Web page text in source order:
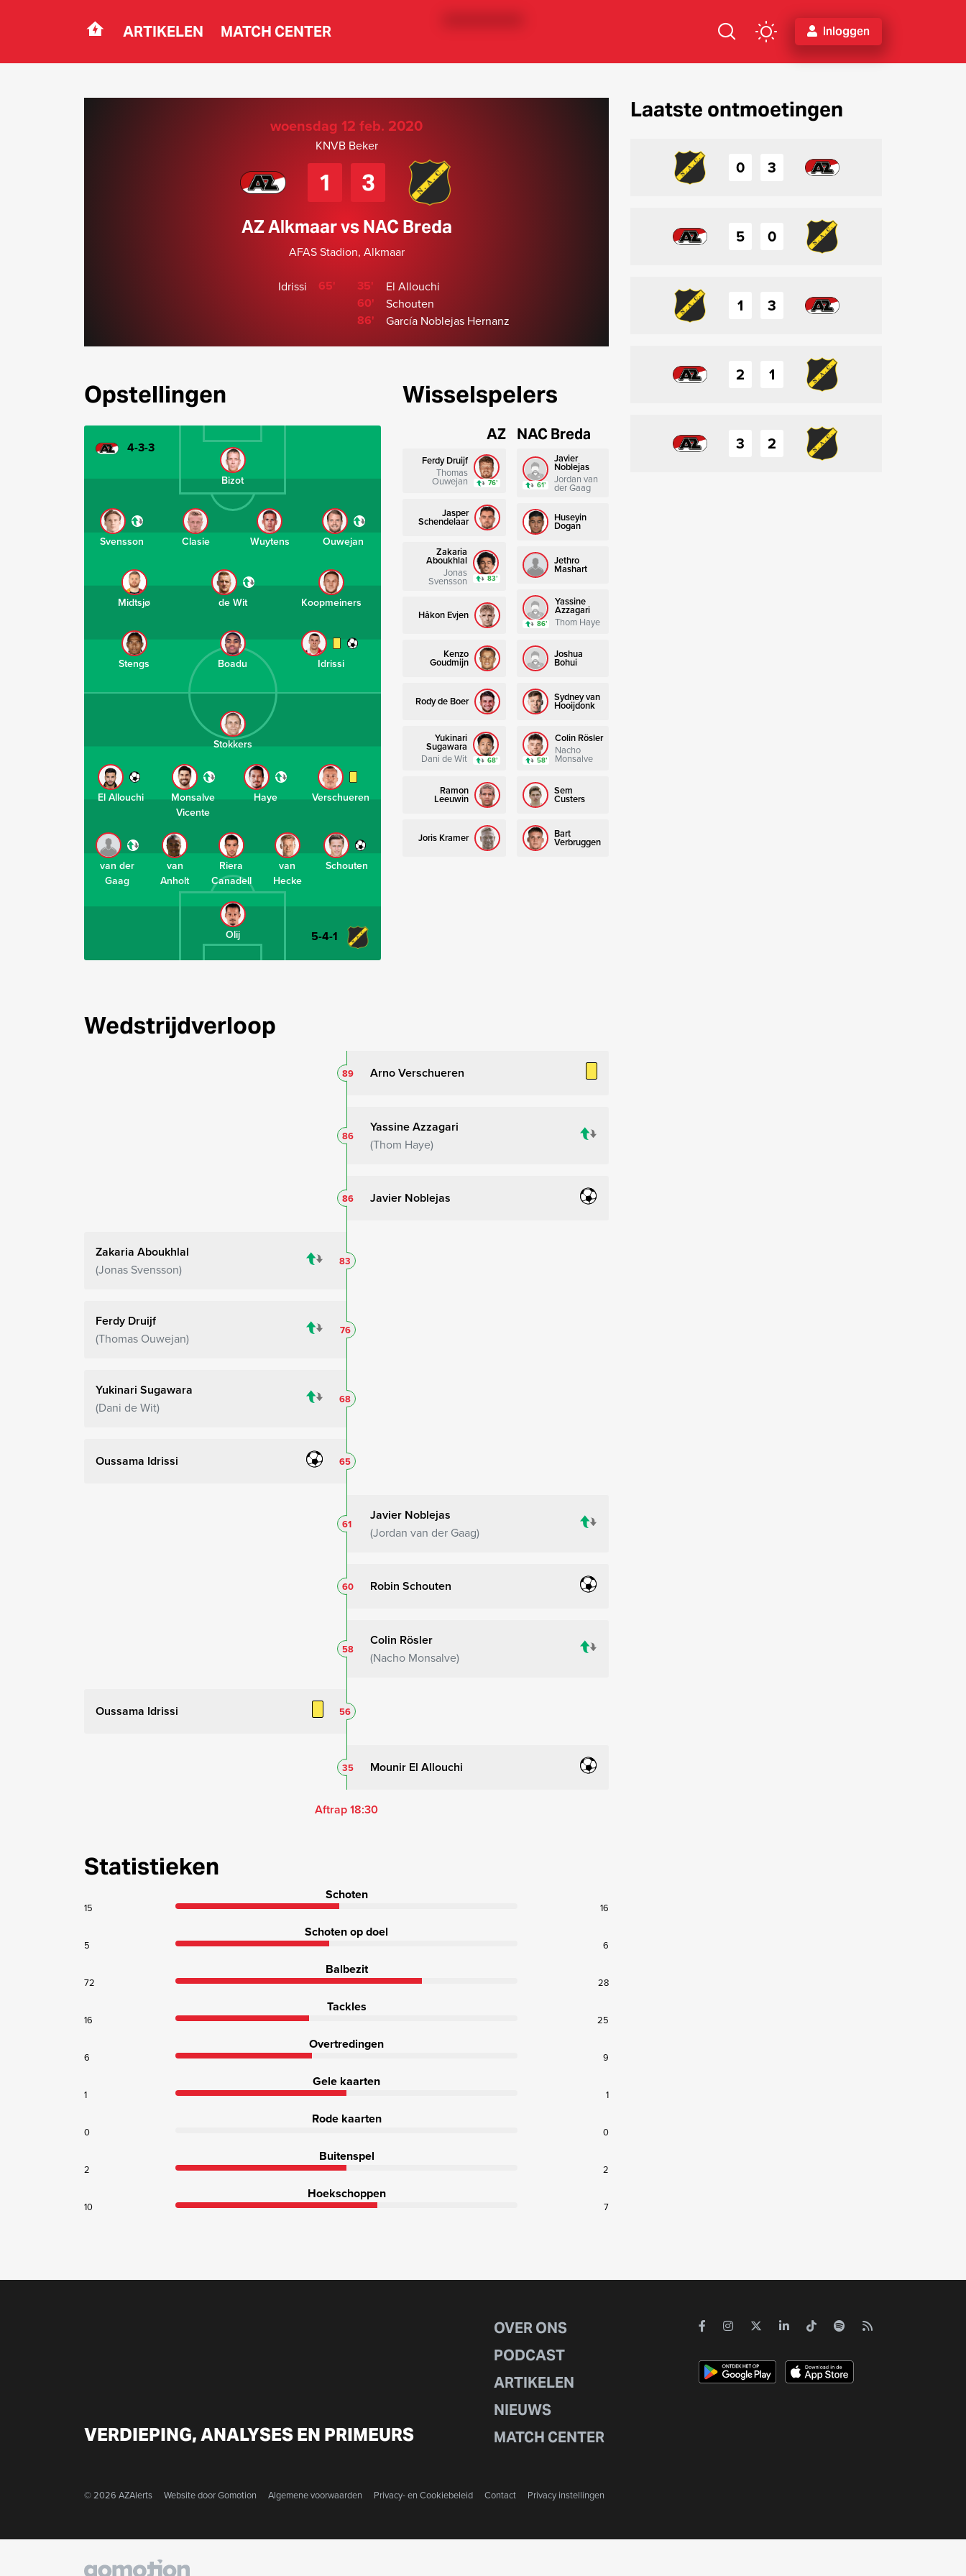
Navigation ARTIKELEN MATCH CENTER Inloggen
woensdag 12 feb. 2020
KNVB Beker
1 3
AZ Alkmaar vs NAC Breda
AFAS Stadion, Alkmaar
Idrissi 65' 35' El Allouchi
60' Schouten
86' García Noblejas Hernanz
Opstellingen
4-3-3
Bizot
Svensson Clasie Wuytens Ouwejan
Midtsjø de Wit Koopmeiners
Stengs Boadu Idrissi
Olij
Schouten
van
Hecke
Riera
Canadell
van
Anholt
van der
Gaag
Verschueren
Haye
Monsalve
Vicente
El Allouchi
Stokkers
5-4-1
Wisselspelers
AZ
Ferdy Druijf
Thomas
Ouwejan 76’
Jasper
Schendelaar
Zakaria
Aboukhlal
Jonas
Svensson 83’
Håkon Evjen
Kenzo
Goudmijn
Rody de Boer
Yukinari
Sugawara
Dani de Wit 68’
Ramon
Leeuwin
Joris Kramer
NAC Breda
Javier
Noblejas
Jordan van
der Gaag
61’
Huseyin
Dogan
Jethro
Mashart
Yassine
Azzagari
Thom Haye
86’
Joshua
Bohui
Sydney van
Hooijdonk
Colin Rösler
Nacho
Monsalve
58’
Sem
Custers
Bart
Verbruggen
Wedstrijdverloop
Arno Verschueren
89
Yassine Azzagari
Thom Haye
86
Javier Noblejas
86
Zakaria Aboukhlal
Jonas Svensson
83
Ferdy Druijf
Thomas Ouwejan
76
Yukinari Sugawara
Dani de Wit
68
Oussama Idrissi 65
Javier Noblejas
Jordan van der Gaag
61
Robin Schouten
60
Colin Rösler
Nacho Monsalve
58
Oussama Idrissi 56
Mounir El Allouchi
35
Aftrap 18:30
Statistieken
Schoten
15 16
Schoten op doel
5 6
Balbezit
72 28
Tackles
16 25
Overtredingen
6 9
Gele kaarten
1 1
Rode kaarten
0 0
Buitenspel
2 2
Hoekschoppen
10 7
Laatste ontmoetingen
0 3
5 0
1 3
2 1
3 2
VERDIEPING, ANALYSES EN PRIMEURS
OVER ONS
PODCAST
ARTIKELEN
NIEUWS
MATCH CENTER
© 2026 AZAlerts Website doorGomotion Algemene voorwaarden Privacy- en Cookiebeleid Contact Privacy instellingen